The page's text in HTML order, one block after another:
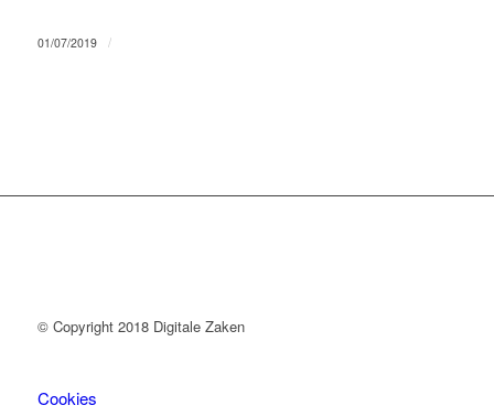
01/07/2019 /
© Copyright 2018 Digitale Zaken
Cookies